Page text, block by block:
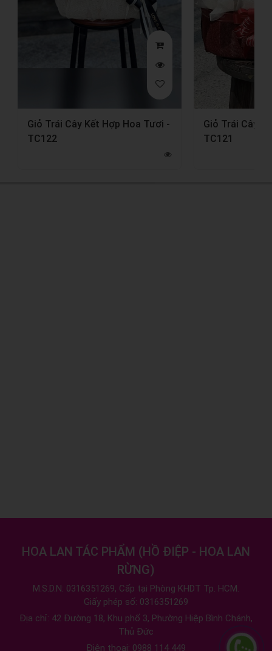
Giỏ Trái Cây Kết Hợp Hoa Tươi -
TC122
Giỏ Trái Cây
TC121
HOA LAN TÁC PHẨM (HỒ ĐIỆP - HOA LAN
RỪNG)
M.S.D.N: 0316351269, Cấp tại Phòng KHDT Tp. HCM.
Giấy phép số: 0316351269
Địa chỉ: 42 Đường 18, Khu phố 3, Phường Hiệp Bình Chánh,
Thủ Đức
Điện thoại: 0988 114 449